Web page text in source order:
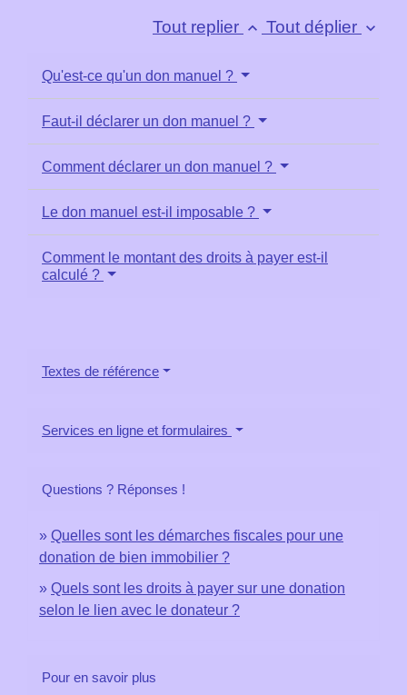
Tout replier keyboard_arrow_up Tout déplier keyboard_arrow_down
Qu'est-ce qu'un don manuel ?
Faut-il déclarer un don manuel ?
Comment déclarer un don manuel ?
Le don manuel est-il imposable ?
Comment le montant des droits à payer est-il
calculé ?
Textes de référence
Services en ligne et formulaires
Questions ? Réponses !
Quelles sont les démarches fiscales pour une
donation de bien immobilier ?
Quels sont les droits à payer sur une donation
selon le lien avec le donateur ?
Pour en savoir plus